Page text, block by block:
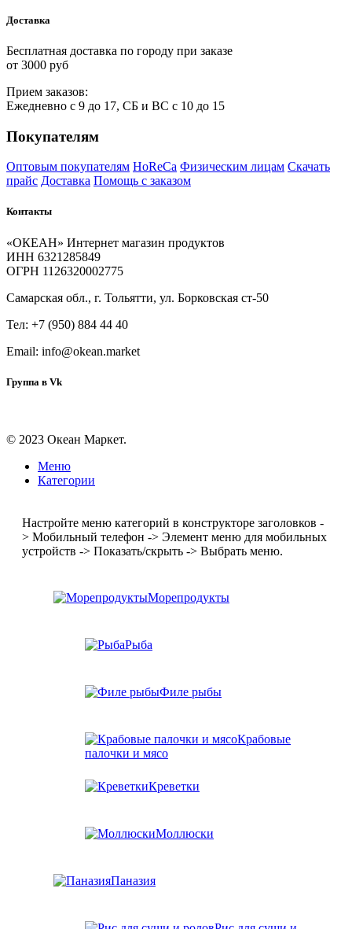
Доставка
Бесплатная доставка по городу при заказе
от 3000 руб
Прием заказов:
Ежедневно с 9 до 17, СБ и ВС с 10 до 15
Покупателям
Оптовым покупателям HoReCa Физическим лицам Скачать
прайс Доставка Помощь с заказом
Контакты
«ОКЕАН» Интернет магазин продуктов
ИНН 6321285849
ОГРН 1126320002775
Самарская обл., г. Тольятти, ул. Борковская ст-50
Тел: +7 (950) 884 44 40
Email: info@okean.market
Группа в Vk
© 2023 Океан Маркет.
Меню
Категории
Настройте меню категорий в конструкторе заголовков -
> Мобильный телефон -> Элемент меню для мобильных
устройств -> Показать/скрыть -> Выбрать меню.
Морепродукты
Рыба
Филе рыбы
Крабовые
палочки и мясо
Креветки
Моллюски
Паназия